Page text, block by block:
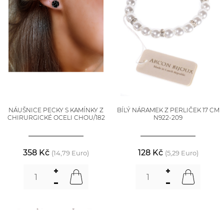
NÁUŠNICE PECKY S KAMÍNKY Z
CHIRURGICKÉ OCELI CHOU/182
358 Kč (14,79 Euro)
BÍLÝ NÁRAMEK Z PERLIČEK 17 CM
N922-209
128 Kč (5,29 Euro)